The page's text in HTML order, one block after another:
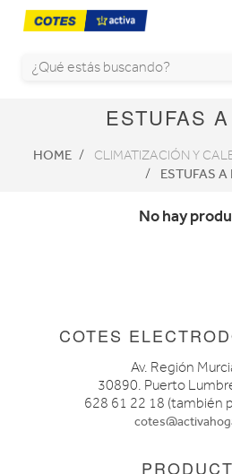
ESTUFAS
HOME CLIMATIZACIÓN Y
ESTUFAS A
No hay
COTES
Av. Región
30890. Puerto
628 61 22 18 (también